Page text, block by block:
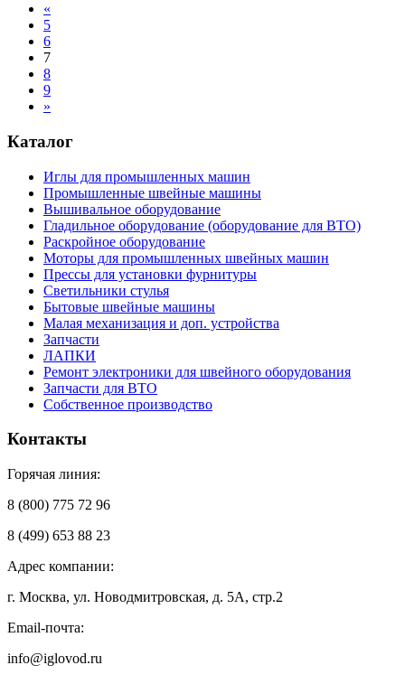
«
5
6
7
8
9
»
Каталог
Иглы для промышленных машин
Промышленные швейные машины
Вышивальное оборудование
Гладильное оборудование (оборудование для ВТО)
Раскройное оборудование
Моторы для промышленных швейных машин
Прессы для установки фурнитуры
Светильники стулья
Бытовые швейные машины
Малая механизация и доп. устройства
Запчасти
ЛАПКИ
Ремонт электроники для швейного оборудования
Запчасти для ВТО
Собственное производство
Контакты
Горячая линия:
8 (800) 775 72 96
8 (499) 653 88 23
Адрес компании:
г. Москва, ул. Новодмитровская, д. 5А, стр.2
Email-почта:
info@iglovod.ru